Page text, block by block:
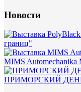
Новости
границ"
MIMS Automechanika
ПРИМОРСКИЙ ДЕНЬ